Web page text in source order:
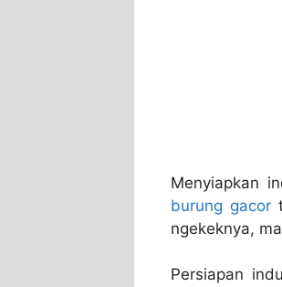
Menyiapkan
burung gacor
ngekeknya,
Persiapan